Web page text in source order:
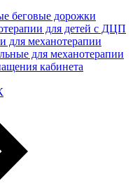
беговые дорожки
для детей с ДЦП
для механотерапии
для механотерапии
кабинета